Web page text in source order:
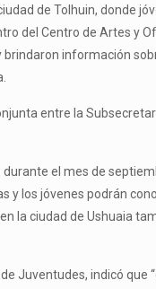
de Tolhuin, donde
del Centro de Artes y
brindaron información
entre la
el mes de
y los jóvenes podrán
la ciudad de Ushuaia
Juventudes, indicó